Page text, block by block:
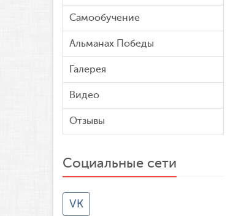
Самообучение
Альманах Победы
Галерея
Видео
Отзывы
Социальные сети
VK